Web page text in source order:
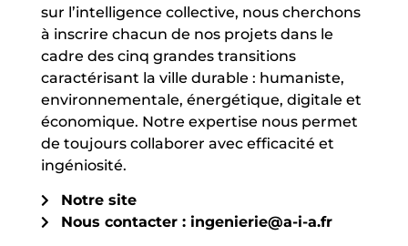
sur l’intelligence collective, nous cherchons
à inscrire chacun de nos projets dans le
cadre des cinq grandes transitions
caractérisant la ville durable : humaniste,
environnementale, énergétique, digitale et
économique. Notre expertise nous permet
de toujours collaborer avec efficacité et
ingéniosité.
Notre site
Nous contacter : ingenierie@a-i-a.fr